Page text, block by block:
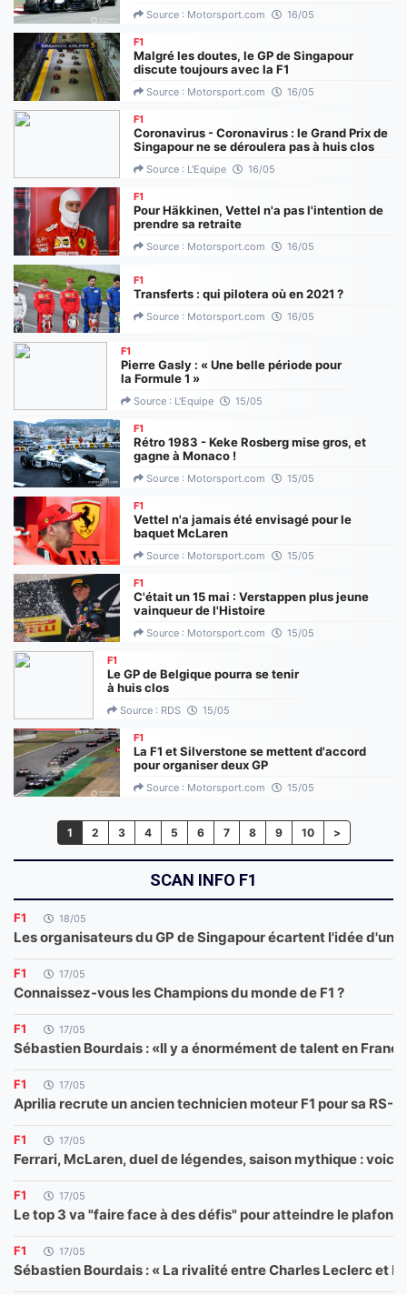
Source : Motorsport.com 16/05
F1
Malgré les doutes, le GP de Singapour
discute toujours avec la F1
Source : Motorsport.com 16/05
F1
Coronavirus - Coronavirus : le Grand Prix de
Singapour ne se déroulera pas à huis clos
Source : L'Equipe 16/05
F1
Pour Häkkinen, Vettel n'a pas l'intention de
prendre sa retraite
Source : Motorsport.com 16/05
F1
Transferts : qui pilotera où en 2021 ?
Source : Motorsport.com 16/05
F1
Pierre Gasly : « Une belle période pour
la Formule 1 »
Source : L'Equipe 15/05
F1
Rétro 1983 - Keke Rosberg mise gros, et
gagne à Monaco !
Source : Motorsport.com 15/05
F1
Vettel n'a jamais été envisagé pour le
baquet McLaren
Source : Motorsport.com 15/05
F1
C'était un 15 mai : Verstappen plus jeune
vainqueur de l'Histoire
Source : Motorsport.com 15/05
F1
Le GP de Belgique pourra se tenir
à huis clos
Source : RDS 15/05
F1
La F1 et Silverstone se mettent d'accord
pour organiser deux GP
Source : Motorsport.com 15/05
1(current)
2 3 4 5 6 7 8 9 10 >
SCAN INFO F1
F1 18/05
Les organisateurs du GP de Singapour écartent l'idée d'un
F1 17/05
Connaissez-vous les Champions du monde de F1 ?
F1 17/05
Sébastien Bourdais : «Il y a énormément de talent en France
F1 17/05
Aprilia recrute un ancien technicien moteur F1 pour sa RS-
F1 17/05
Ferrari, McLaren, duel de légendes, saison mythique : voici
F1 17/05
Le top 3 va "faire face à des défis" pour atteindre le plafond
F1 17/05
Sébastien Bourdais : « La rivalité entre Charles Leclerc et